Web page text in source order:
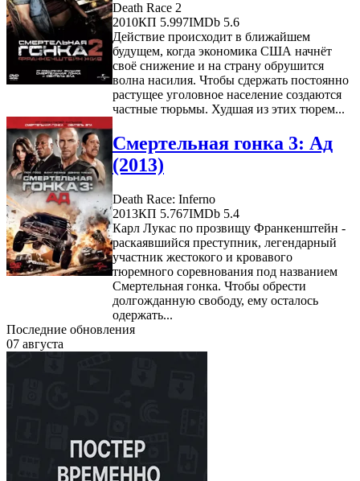
Death Race 2
2010КП 5.997IMDb 5.6
Действие происходит в ближайшем
будущем, когда экономика США начнёт
своё снижение и на страну обрушится
волна насилия. Чтобы сдержать постоянно
растущее уголовное население создаются
частные тюрьмы. Худшая из этих тюрем...
Смертельная гонка 3: Ад
(2013)
Death Race: Inferno
2013КП 5.767IMDb 5.4
Карл Лукас по прозвищу Франкенштейн -
раскаявшийся преступник, легендарный
участник жестокого и кровавого
тюремного соревнования под названием
Смертельная гонка. Чтобы обрести
долгожданную свободу, ему осталось
одержать...
Последние обновления
07 августа